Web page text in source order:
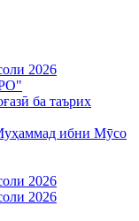
2026
ба таърих
ибни Мӯсо
2026
2026